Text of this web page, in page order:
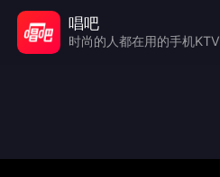
唱吧
时尚的人都在用的手机KTV